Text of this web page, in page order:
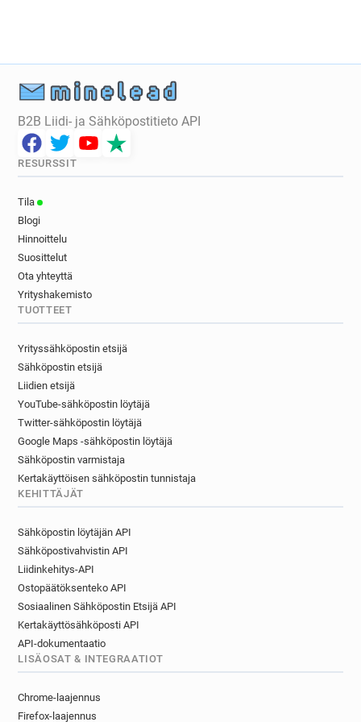
B2B Liidi- ja Sähköpostitieto API
RESURSSIT
Tila
Blogi
Hinnoittelu
Suosittelut
Ota yhteyttä
Yrityshakemisto
TUOTTEET
Yrityssähköpostin etsijä
Sähköpostin etsijä
Liidien etsijä
YouTube-sähköpostin löytäjä
Twitter-sähköpostin löytäjä
Google Maps -sähköpostin löytäjä
Sähköpostin varmistaja
Kertakäyttöisen sähköpostin tunnistaja
KEHITTÄJÄT
Sähköpostin löytäjän API
Sähköpostivahvistin API
Liidinkehitys-API
Ostopäätöksenteko API
Sosiaalinen Sähköpostin Etsijä API
Kertakäyttösähköposti API
API-dokumentaatio
LISÄOSAT & INTEGRAATIOT
Chrome-laajennus
Firefox-laajennus